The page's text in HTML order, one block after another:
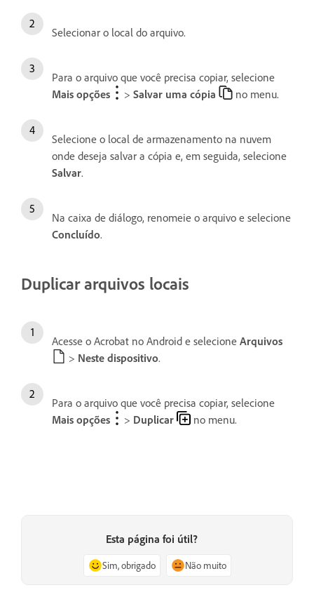
Selecionar o local do arquivo.
Para o arquivo que você precisa copiar, selecione
Mais opções
> Salvar uma cópia no menu.
Selecione o local de armazenamento na nuvem
onde deseja salvar a cópia e, em seguida, selecione
Salvar.
Na caixa de diálogo, renomeie o arquivo e selecione
Concluído.
Duplicar arquivos locais
Acesse o Acrobat no Android e selecione Arquivos
> Neste dispositivo.
Para o arquivo que você precisa copiar, selecione
Mais opções
> Duplicar no menu.
Esta página foi útil?
Sim, obrigado Não muito